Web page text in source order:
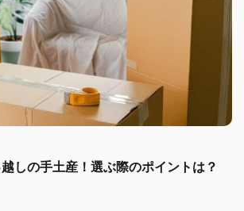
しの手土産！選ぶ際のポイントは？